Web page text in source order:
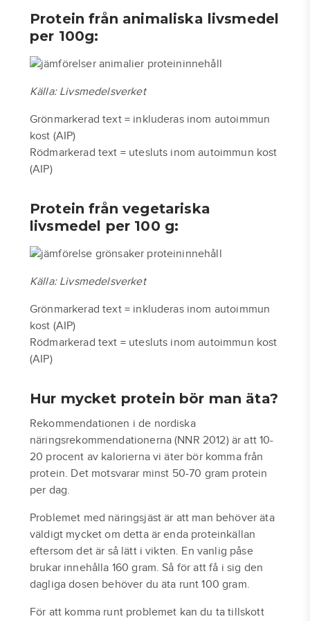
Protein från animaliska livsmedel
per 100g:
Källa: Livsmedelsverket
Grönmarkerad text = inkluderas inom autoimmun
kost (AIP)
Rödmarkerad text = utesluts inom autoimmun kost
(AIP)
Protein från vegetariska
livsmedel per 100 g:
Källa: Livsmedelsverket
Grönmarkerad text = inkluderas inom autoimmun
kost (AIP)
Rödmarkerad text = utesluts inom autoimmun kost
(AIP)
Hur mycket protein bör man äta?
Rekommendationen i de nordiska
näringsrekommendationerna (NNR 2012) är att 10-
20 procent av kalorierna vi äter bör komma från
protein. Det motsvarar minst 50-70 gram protein
per dag.
Problemet med näringsjäst är att man behöver äta
väldigt mycket om detta är enda proteinkällan
eftersom det är så lätt i vikten. En vanlig påse
brukar innehålla 160 gram. Så för att få i sig den
dagliga dosen behöver du äta runt 100 gram.
För att komma runt problemet kan du ta tillskott